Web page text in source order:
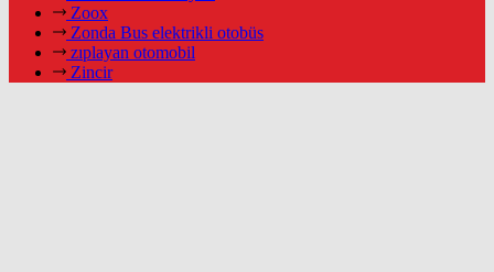
Zoox
Zonda Bus elektrikli otobüs
zıplayan otomobil
Zincir